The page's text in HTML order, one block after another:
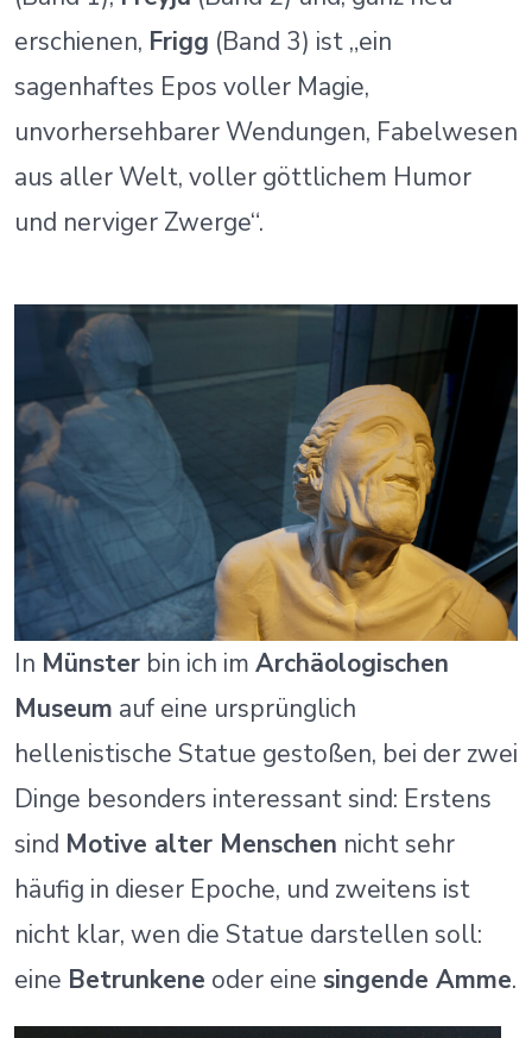
erschienen, Frigg (Band 3) ist „ein
sagenhaftes Epos voller Magie,
unvorhersehbarer Wendungen, Fabelwesen
aus aller Welt, voller göttlichem Humor
und nerviger Zwerge“.
In Münsterbin ich im Archäologischen
Museum auf eine ursprünglich
hellenistische Statue gestoßen, bei der zwei
Dinge besonders interessant sind: Erstens
sind Motive alter Menschen nicht sehr
häufig in dieser Epoche, und zweitens ist
nicht klar, wen die Statue darstellen soll:
eine Betrunkene oder eine singende Amme.